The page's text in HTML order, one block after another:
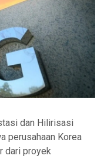
dan Hilirisasi
perusahaan Korea
dari proyek